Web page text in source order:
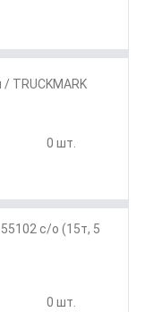
TRUCKMARK
0 шт.
с/о (15т, 5
0 шт.